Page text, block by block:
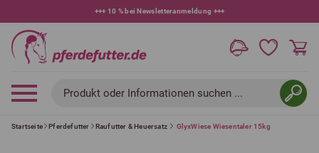
+++ 10 % bei Newsletteranmeldung +++
Produkt oder Informationen suchen ...
Startseite Pferdefutter Raufutter & Heuersatz GlyxWiese Wiesentaler 15kg